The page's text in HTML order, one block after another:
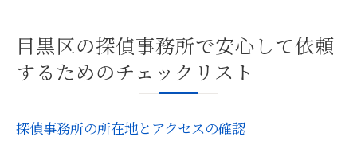
目黒区の探偵事務所で安心して依頼
するためのチェックリスト
探偵事務所の所在地とアクセスの確認